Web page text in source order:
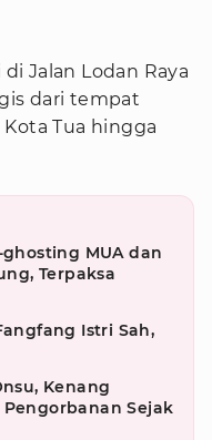
Jalan Lodan Raya
dari tempat
Tua hingga
MUA dan
Terpaksa
Istri Sah,
Kenang
Sejak